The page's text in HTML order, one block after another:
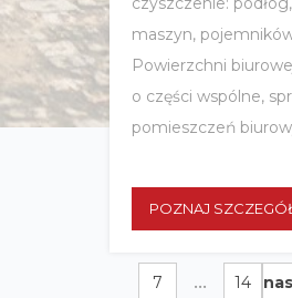
maszyn,
Powierzchni
o części wspólne,
pomieszczeń
POZNAJ
7 ... 14